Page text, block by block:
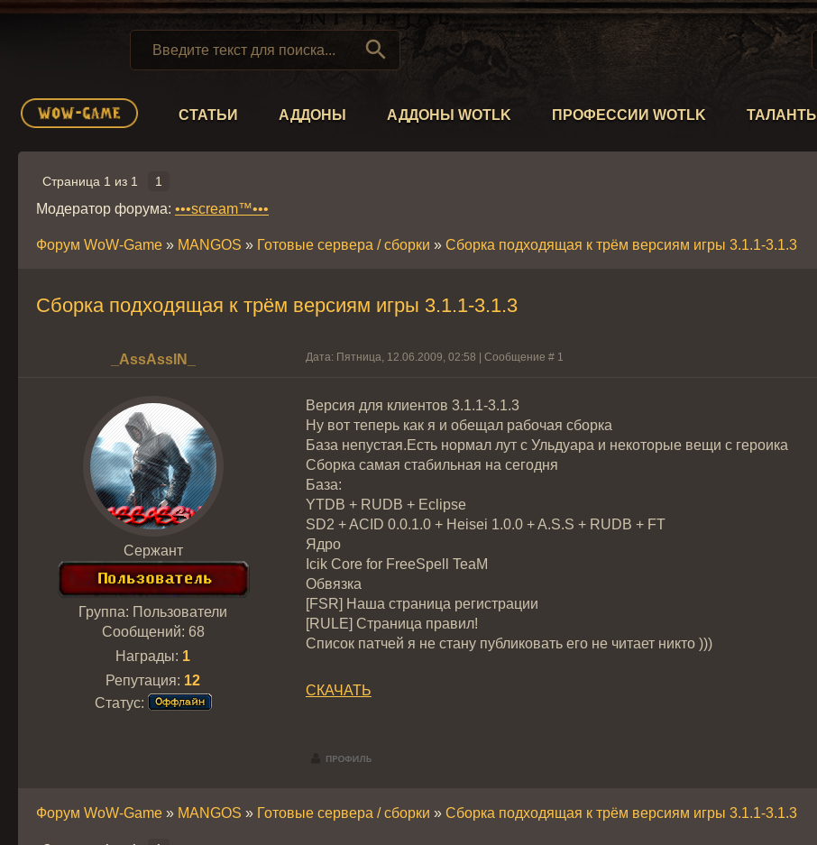

СТАТЬИ АДДОНЫ АДДОНЫ WOTLK ПРОФЕССИИ WOTLK ТАЛАНТЫ
Страница 1 из 1 1
Модератор форума: •••scream™•••
Форум WoW-Game » MANGOS » Готовые сервера / сборки » Сборка подходящая к трём версиям игры 3.1.1-3.1.3
Сборка подходящая к трём версиям игры 3.1.1-3.1.3
_AssAssIN_ Дата: Пятница, 12.06.2009, 02:58 | Сообщение # 1
Сержант
Группа: Пользователи
Сообщений: 68
Награды: 1
Репутация: 12
Статус:
Версия для клиентов 3.1.1-3.1.3
Ну вот теперь как я и обещал рабочая сборка
База непустая.Есть нормал лут с Ульдуара и некоторые вещи с героика
Сборка самая стабильная на сегодня
База:
YTDB + RUDB + Eclipse
SD2 + ACID 0.0.1.0 + Heisei 1.0.0 + A.S.S + RUDB + FT
Ядро
Icik Сore for FreeSpell TeaM
Обвязка
[FSR] Наша страница регистрации
[RULE] Страница правил!
Список патчей я не стану публиковать его не читает никто )))
СКАЧАТЬ
Форум WoW-Game » MANGOS » Готовые сервера / сборки » Сборка подходящая к трём версиям игры 3.1.1-3.1.3